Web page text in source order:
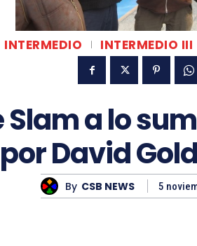
INTERMEDIO INTERMEDIO III
a lo
David Gold
By CSB NEWS 5